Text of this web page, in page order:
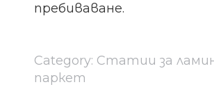
пребиваване.
Category: Статии за
паркет